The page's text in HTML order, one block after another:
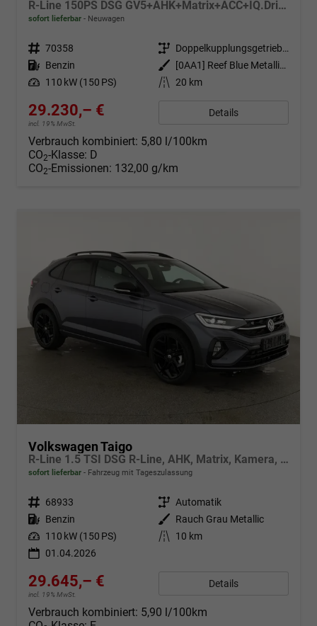
R-Line 150PS DSG GV5+AHK+Matrix+ACC+IQ.Drive+Black+Kamera+Keyless+Alu18
sofort lieferbar Neuwagen
Fahrzeugnr. 70358 Getriebe
Doppelkupplungsgetriebe (DSG)
Kraftstoff Benzin Außenfarbe
[0AA1] Reef Blue Metallic / Dach Schwarz
Leistung 110 kW (150 PS) Kilometerstand 20 km
29.230,– €
incl. 19% MwSt.
Details
Verbrauch kombiniert: 5,80 l/100km
CO2-Klasse: D
CO2-Emissionen: 132,00 g/km
Volkswagen Taigo
R-Line 1.5 TSI DSG R-Line, AHK, Matrix, Kamera, ACC, Winter, 4 J.-Garantie
sofort lieferbar Fahrzeug mit Tageszulassung
Fahrzeugnr. 68933 Getriebe Automatik
Kraftstoff Benzin Außenfarbe
Rauch Grau Metallic
Leistung 110 kW (150 PS) Kilometerstand
10 km
01.04.2026
29.645,– €
incl. 19% MwSt.
Details
Verbrauch kombiniert: 5,90 l/100km